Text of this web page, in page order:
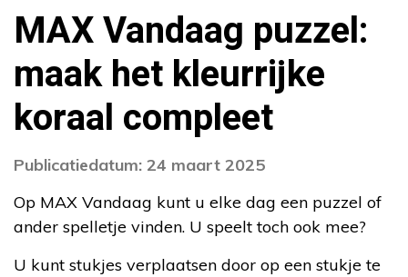
MAX Vandaag puzzel:
maak het kleurrijke
koraal compleet
Publicatiedatum: 24 maart 2025
Op MAX Vandaag kunt u elke dag een puzzel of
ander spelletje vinden. U speelt toch ook mee?
U kunt stukjes verplaatsen door op een stukje te